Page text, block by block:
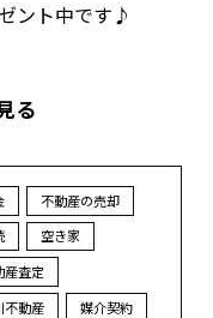
ント中です♪
る
不動産の売却
空き家
産査定
不動産
媒介契約